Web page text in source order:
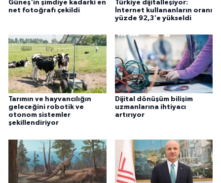
Güneş'in şimdiye kadarki en
net fotoğrafı çekildi
Türkiye dijitalleşiyor:
İnternet kullananların oranı
yüzde 92,3'e yükseldi
Tarımın ve hayvancılığın
geleceğini robotik ve
otonom sistemler
şekillendiriyor
Dijital dönüşüm bilişim
uzmanlarına ihtiyacı
artırıyor